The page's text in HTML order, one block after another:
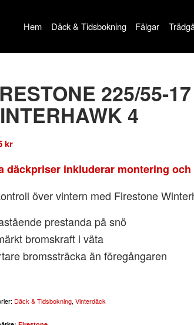
Hem Däck & Tidsbokning Fälgar
225/55-
4
kr
däckpriser inkluderar montering
över vintern med Firestone
prestanda på snö
bromskraft i väta
bromssträcka än föregångaren
Däck & Tidsbokning,Vinterdäck